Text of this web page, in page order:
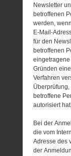
Newsletter
betroffenen
werden,
E-Mail-
für den
betroffenen
Gründen
Verfahren
betroffene
autorisiert
Bei der
die vom
Adresse des
der